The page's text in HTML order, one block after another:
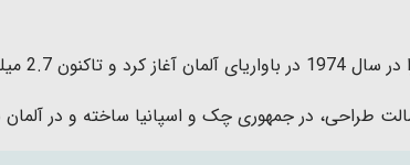
کرد و تاکنون 2.7
طراحی، در جمهوری چک و اسپانیا ساخته و در آلمان